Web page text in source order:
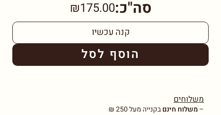
סה"כ:₪175.00
קנה עכשיו
הוסף לסל
משלוחים
–משלוח חינםבקנייה מעל 250 ₪